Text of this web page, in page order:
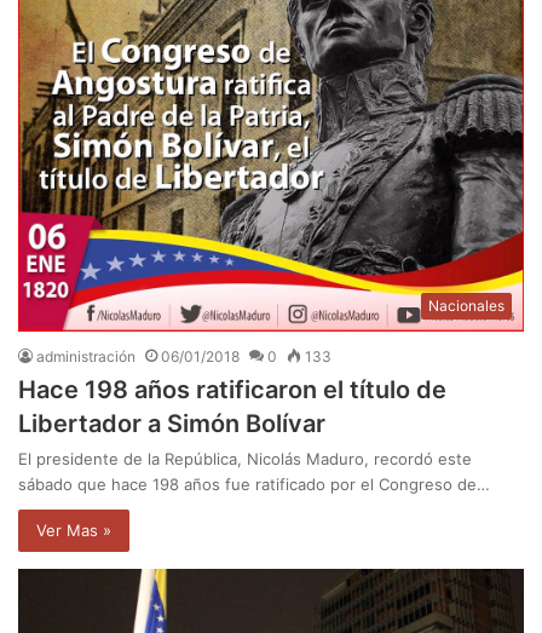
Nacionales
administración 06/01/2018 0 133
Hace 198 años ratificaron el título de
Libertador a Simón Bolívar
El presidente de la República, Nicolás Maduro, recordó este
sábado que hace 198 años fue ratificado por el Congreso de…
Ver Mas »